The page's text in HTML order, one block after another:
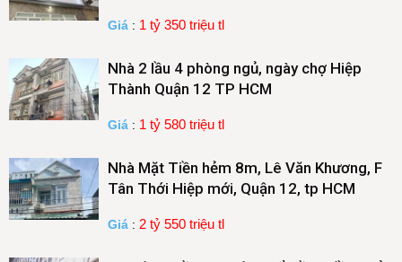
Giá : 1 tỷ 350 triệu tl
Nhà 2 lầu 4 phòng ngủ, ngày chợ Hiệp
Thành Quận 12 TP HCM
Giá : 1 tỷ 580 triệu tl
Nhà Mặt Tiền hẻm 8m, Lê Văn Khương, F
Tân Thới Hiệp mới, Quận 12, tp HCM
Giá : 2 tỷ 550 triệu tl